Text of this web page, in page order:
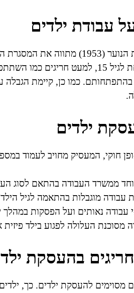
עבודת ילדים
בישראל, חוק עבודת הנוער
העסקת ילדים מתחת לגיל 15, למעט
בהתפתחותם. כמו כן, קיימת
ילדים
חוקי, המעסיק מחויב לעמוד
ממשרד העבודה בהתאם לסוג
עבודה מוגבלות בהתאמה לגיל
עבודה נאותים ועל הפסקות במהלך
מסוכנת העלולה לפגוע בילד פיזית
בהעסקת
מסוימים להעסקת ילדים. כך,